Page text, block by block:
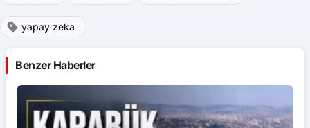
yapay zeka
Benzer Haberler